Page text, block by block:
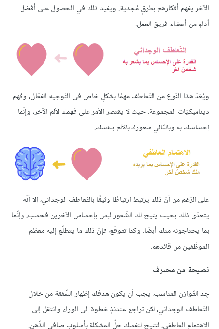
الآخر يفهم أفكارهم بطرقٍ مُجدية. ويفيد ذلك في الحصول على أفضل
أداءٍ من أعضاء فريق العمل.
ويُعَدّ هذا النّوع من التّعاطف مهمًا بشكلٍ خاص في التّوجيه الفعّال، وفهم
ديناميكيّات المجموعة. حيث لا يقتصر الأمر على فهمك لألم الآخر، وإنّما
إحساسك به وبالتّالي شعورك بالألم بنفسك.
على الرّغم من أنّ ذلك يرتبط ارتباطًا وثيقًا بالتّعاطف الوجداني، إلا أنّه
يتعدّى ذلك بحيث يتيح لك الشّعور ليس بإحساس الآخرين فحسب، وإنّما
بما يحتاجونه منك أيضًا. وكما تتوقّع، فإنّ ذلك ما يتطلّع إليه معظم
الموظّفين من قائدهم.
نصيحة من محترف
جِد التّوازن المناسب. يجب أن يكون هدفك إظهار الشّفقة من خلال
التّعاطف الوجداني، لكن تراجع عندئذٍ خطوة إلى الوراء وانتقل إلى
الاهتمام العاطفي، لتتيح لنفسك حلّ المشكلة بأسلوبٍ صافي الذّهن.